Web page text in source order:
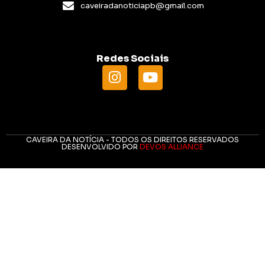
caveiradanoticiapb@gmail.com
Redes Sociais
CAVEIRA DA NOTÍCIA - TODOS OS DIREITOS RESERVADOS
DESENVOLVIDO POR DEVOS ALLIANCE